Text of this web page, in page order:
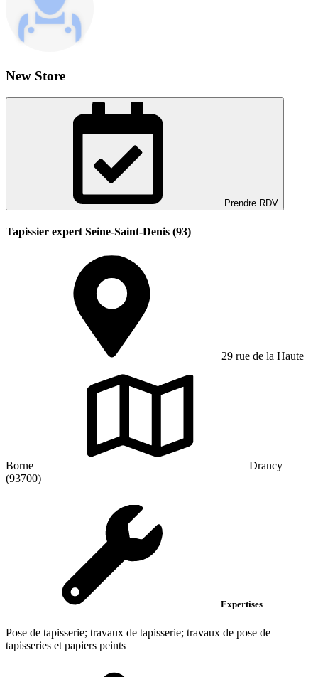
New Store
Prendre RDV
Tapissier expert Seine-Saint-Denis (93)
29 rue de la Haute
Borne
Drancy
(93700)
Expertises
Pose de tapisserie; travaux de tapisserie; travaux de pose de
tapisseries et papiers peints